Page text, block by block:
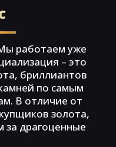
работаем уже
– это
бриллиантов
по самым
В отличие от
золота,
драгоценные